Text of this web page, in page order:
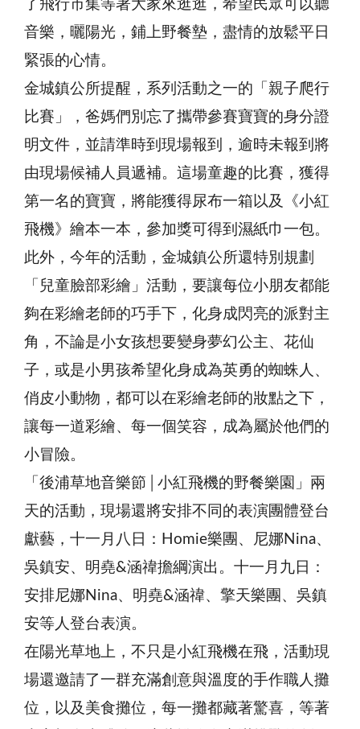
了飛行市集等著大家來逛逛，希望民眾可以聽
音樂，曬陽光，鋪上野餐墊，盡情的放鬆平日
緊張的心情。
金城鎮公所提醒，系列活動之一的「親子爬行
比賽」，爸媽們別忘了攜帶參賽寶寶的身分證
明文件，並請準時到現場報到，逾時未報到將
由現場候補人員遞補。這場童趣的比賽，獲得
第一名的寶寶，將能獲得尿布一箱以及《小紅
飛機》繪本一本，參加獎可得到濕紙巾一包。
此外，今年的活動，金城鎮公所還特別規劃
「兒童臉部彩繪」活動，要讓每位小朋友都能
夠在彩繪老師的巧手下，化身成閃亮的派對主
角，不論是小女孩想要變身夢幻公主、花仙
子，或是小男孩希望化身成為英勇的蜘蛛人、
俏皮小動物，都可以在彩繪老師的妝點之下，
讓每一道彩繪、每一個笑容，成為屬於他們的
小冒險。
「後浦草地音樂節│小紅飛機的野餐樂園」兩
天的活動，現場還將安排不同的表演團體登台
獻藝，十一月八日：Homie樂團、尼娜Nina、
吳鎮安、明堯&涵禕擔綱演出。十一月九日：
安排尼娜Nina、明堯&涵禕、擎天樂團、吳鎮
安等人登台表演。
在陽光草地上，不只是小紅飛機在飛，活動現
場還邀請了一群充滿創意與溫度的手作職人攤
位，以及美食攤位，每一攤都藏著驚喜，等著